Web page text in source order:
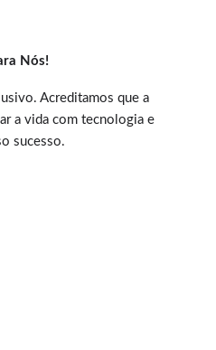
Nós!
Acreditamos que a
a vida com tecnologia e
sucesso.